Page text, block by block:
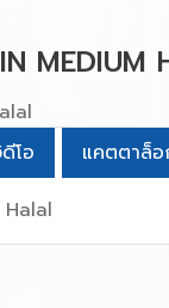
MEDIUM
โอ
แคตตาล็